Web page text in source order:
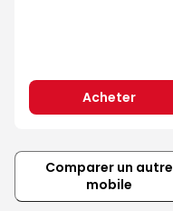
Acheter
Comparer un autre
mobile